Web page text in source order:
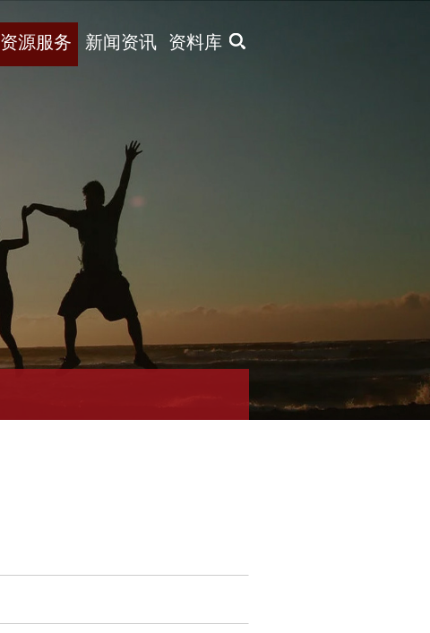
X
资源服务 新闻资讯 资料库